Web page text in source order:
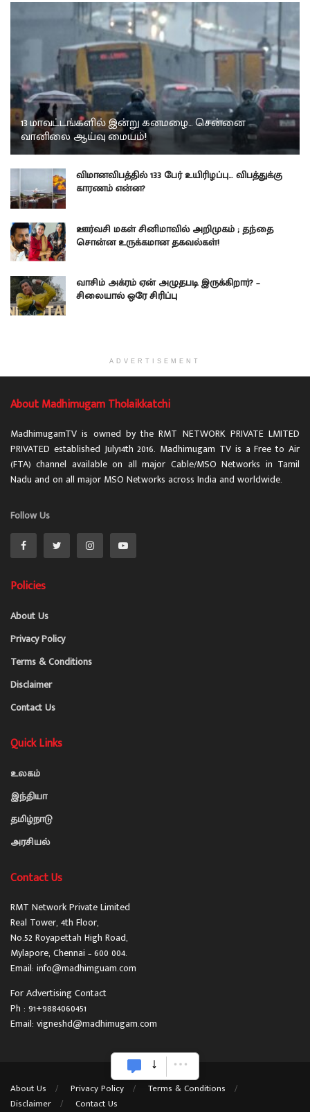
13 மாவட்டங்களில் இன்று கனமழை… சென்னை
வானிலை ஆய்வு மையம்!
விமானவிபத்தில் 133 பேர் உயிரிழப்பு… விபத்துக்கு
காரணம் என்ன?
ஊர்வசி மகள் சினிமாவில் அறிமுகம் ; தந்தை
சொன்ன உருக்கமான தகவல்கள்!
வாசிம் அக்ரம் ஏன் அழுதபடி இருக்கிறார்? –
சிலையால் ஒரே சிரிப்பு
ADVERTISEMENT
About Madhimugam Tholaikkatchi
MadhimugamTV is owned by the RMT NETWORK PRIVATE LMITED
PRIVATED established July14th 2016. Madhimugam TV is a Free to Air
(FTA) channel available on all major Cable/MSO Networks in Tamil
Nadu and on all major MSO Networks across India and worldwide.
Follow Us
Policies
About Us
Privacy Policy
Terms & Conditions
Disclaimer
Contact Us
Quick Links
உலகம்
இந்தியா
தமிழ்நாடு
அரசியல்
Contact Us
RMT Network Private Limited
Real Tower, 4th Floor,
No.52 Royapettah High Road,
Mylapore, Chennai – 600 004.
Email: info@madhimguam.com
For Advertising Contact
Ph : 91+9884060451
Email: vigneshd@madhimugam.com
About Us Privacy Policy
Terms & Conditions
Disclaimer
Contact Us